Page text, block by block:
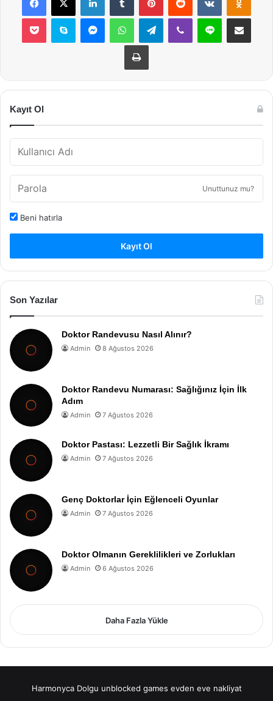
Pocket Skype MessengerWhatsAppTelegramViber Line E-Posta ile
Yazdır
Kayıt Ol
Unuttunuz mu?
Beni hatırla
Kayıt Ol
Son Yazılar
Doktor Randevusu Nasıl Alınır?
Admin 8 Ağustos 2026
Doktor Randevu Numarası: Sağlığınız İçin İlk
Adım
Admin 7 Ağustos 2026
Doktor Pastası: Lezzetli Bir Sağlık İkramı
Admin 7 Ağustos 2026
Genç Doktorlar İçin Eğlenceli Oyunlar
Admin 7 Ağustos 2026
Doktor Olmanın Gereklilikleri ve Zorlukları
Admin 6 Ağustos 2026
Daha Fazla Yükle
Harmonyca Dolgu unblocked games evden eve nakliyat